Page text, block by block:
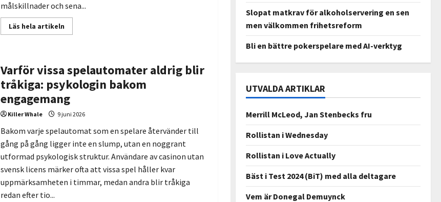
målskillnader och sena...
Läs hela artikelnRead
more
har
redan
blivit
mästerskapet
där
gamla
hierarkier
rubbades
Varför vissa spelautomater aldrig blir
tråkiga: psykologin bakom
engagemang
Killer Whale 9 juni 2026
Bakom varje spelautomat som en spelare återvänder till
gång på gång ligger inte en slump, utan en noggrant
utformad psykologisk struktur. Användare av casinon utan
svensk licens märker ofta att vissa spel håller kvar
uppmärksamheten i timmar, medan andra blir tråkiga
redan efter tio...
Slopat matkrav för alkoholservering en sen
men välkommen frihetsreform
Bli en bättre pokerspelare med AI-verktyg
UTVALDA ARTIKLAR
Merrill McLeod, Jan Stenbecks fru
Rollistan i Wednesday
Rollistan i Love Actually
Bäst i Test 2024 (BiT) med alla deltagare
Vem är Donegal Demuynck